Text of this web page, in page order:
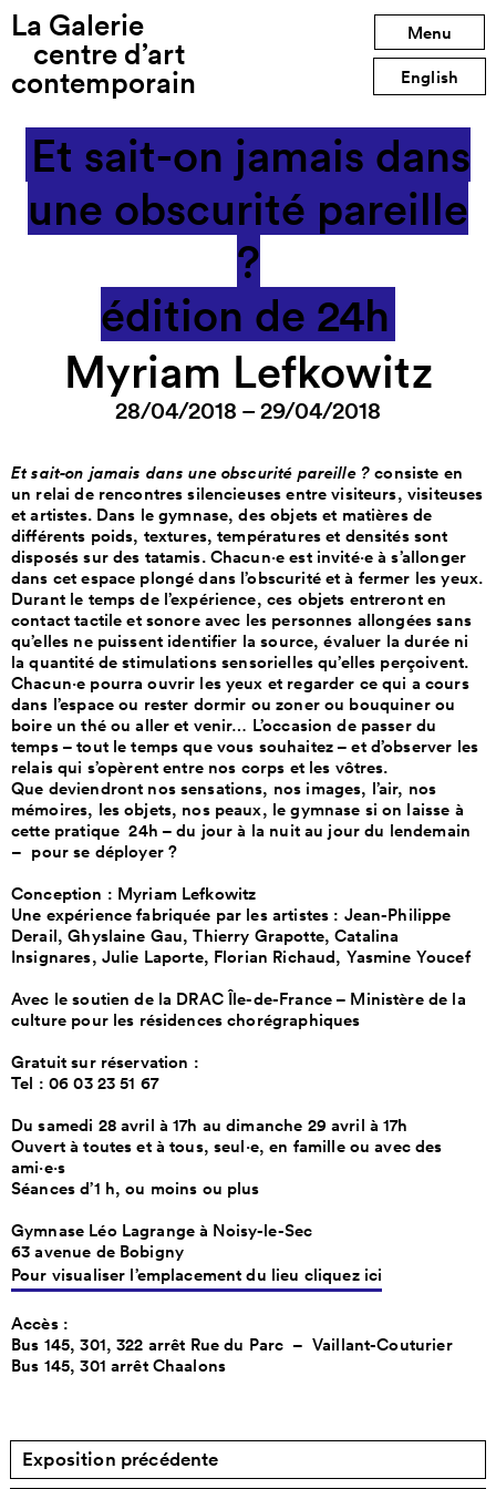
La Galerie
centre d’art
contemporain
Menu
English
Exposition précédente
Exposition suivante
Et sait-on jamais dans
une obscurité pareille
?
édition de 24h
Myriam Lefkowitz
28/04/2018 – 29/04/2018
Et sait-on jamais dans une obscurité pareille ?consiste en
un relai de rencontres silencieuses entre visiteurs, visiteuses
et artistes. Dans le gymnase, des objets et matières de
différents poids, textures, températures et densités sont
disposés sur des tatamis. Chacun·e est invité·e à s’allonger
dans cet espace plongé dans l’obscurité et à fermer les yeux.
Durant le temps de l’expérience, ces objets entreront en
contact tactile et sonore avec les personnes allongées sans
qu’elles ne puissent identifier la source, évaluer la durée ni
la quantité de stimulations sensorielles qu’elles perçoivent.
Chacun·e pourra ouvrir les yeux et regarder ce qui a cours
dans l’espace ou rester dormir ou zoner ou bouquiner ou
boire un thé ou aller et venir… L’occasion de passer du
temps – tout le temps que vous souhaitez – et d’observer les
relais qui s’opèrent entre nos corps et les vôtres.
Que deviendront nos sensations, nos images, l’air, nos
mémoires, les objets, nos peaux, le gymnase si on laisse à
cette pratique 24h – du jour à la nuit au jour du lendemain
– pour se déployer ?
Conception : Myriam Lefkowitz
Une expérience fabriquée par les artistes : Jean-Philippe
Derail, Ghyslaine Gau, Thierry Grapotte, Catalina
Insignares, Julie Laporte, Florian Richaud, Yasmine Youcef
Avec le soutien de la DRAC Île-de-France – Ministère de la
culture pour les résidences chorégraphiques
Gratuit sur réservation :
Tel : 06 03 23 51 67
Du samedi 28 avril à 17h au dimanche 29 avril à 17h
Ouvert à toutes et à tous, seul·e, en famille ou avec des
ami·e·s
Séances d’1 h, ou moins ou plus
Gymnase Léo Lagrange à Noisy-le-Sec
63 avenue de Bobigny
Pour visualiser l’emplacement du lieu cliquez ici
Accès :
Bus 145, 301, 322 arrêt Rue du Parc – Vaillant-Couturier
Bus 145, 301 arrêt Chaalons
Exposition précédente